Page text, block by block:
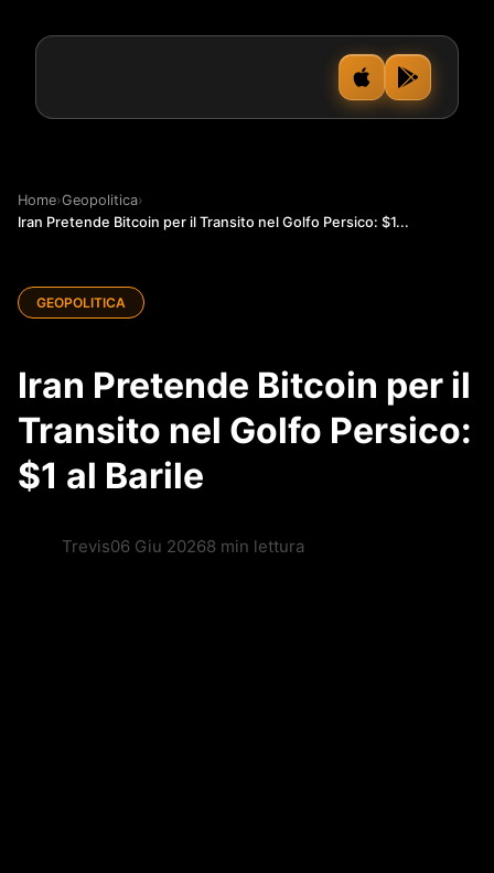
Home›Geopolitica›
Iran Pretende Bitcoin per il Transito nel Golfo Persico: $1...
GEOPOLITICA
Iran Pretende Bitcoin per il
Transito nel Golfo Persico:
$1 al Barile
Trevis06 Giu 20268 min lettura